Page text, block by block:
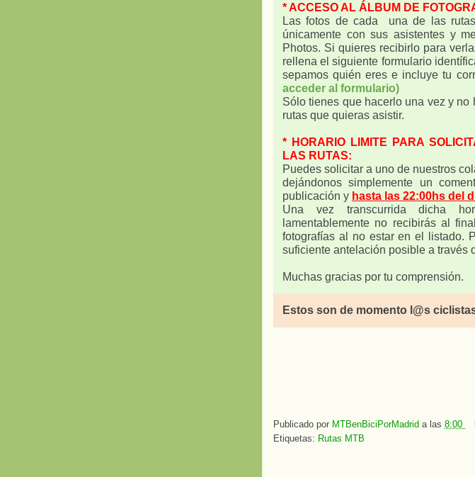
* ACCESO AL ÁLBUM DE
Las fotos de cada una de las
únicamente con sus asistentes y
Photos. Si quieres recibirlo para
rellena el siguiente formulario
sepamos quién eres e incluye tu
acceder al formulario)
Sólo tienes que hacerlo una vez y
rutas que quieras asistir.
* HORARIO LIMITE PARA
LAS RUTAS:
Puedes solicitar a uno de nuestros
dejándonos simplemente un
publicación y hasta las 22:00hs del
Una vez transcurrida dicha
lamentablemente no recibirás al
fotografías al no estar en el listado.
suficiente antelación posible a través
Muchas gracias por tu comprensión.
Estos son de momento l@s
Publicado por MTBenBiciPorMadrid a las 8:00
Etiquetas: Rutas MTB